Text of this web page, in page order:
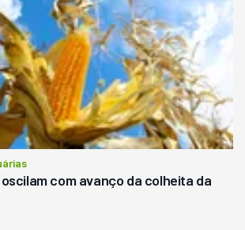
com avanço da colheita da